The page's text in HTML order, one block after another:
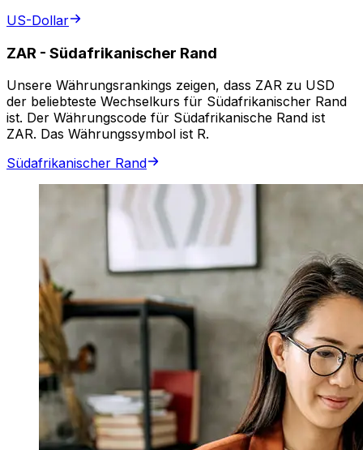
US-Dollar
ZAR - Südafrikanischer Rand
Unsere Währungsrankings zeigen, dass ZAR zu USD
der beliebteste Wechselkurs für Südafrikanischer Rand
ist. Der Währungscode für Südafrikanische Rand ist
ZAR. Das Währungssymbol ist R.
Südafrikanischer Rand